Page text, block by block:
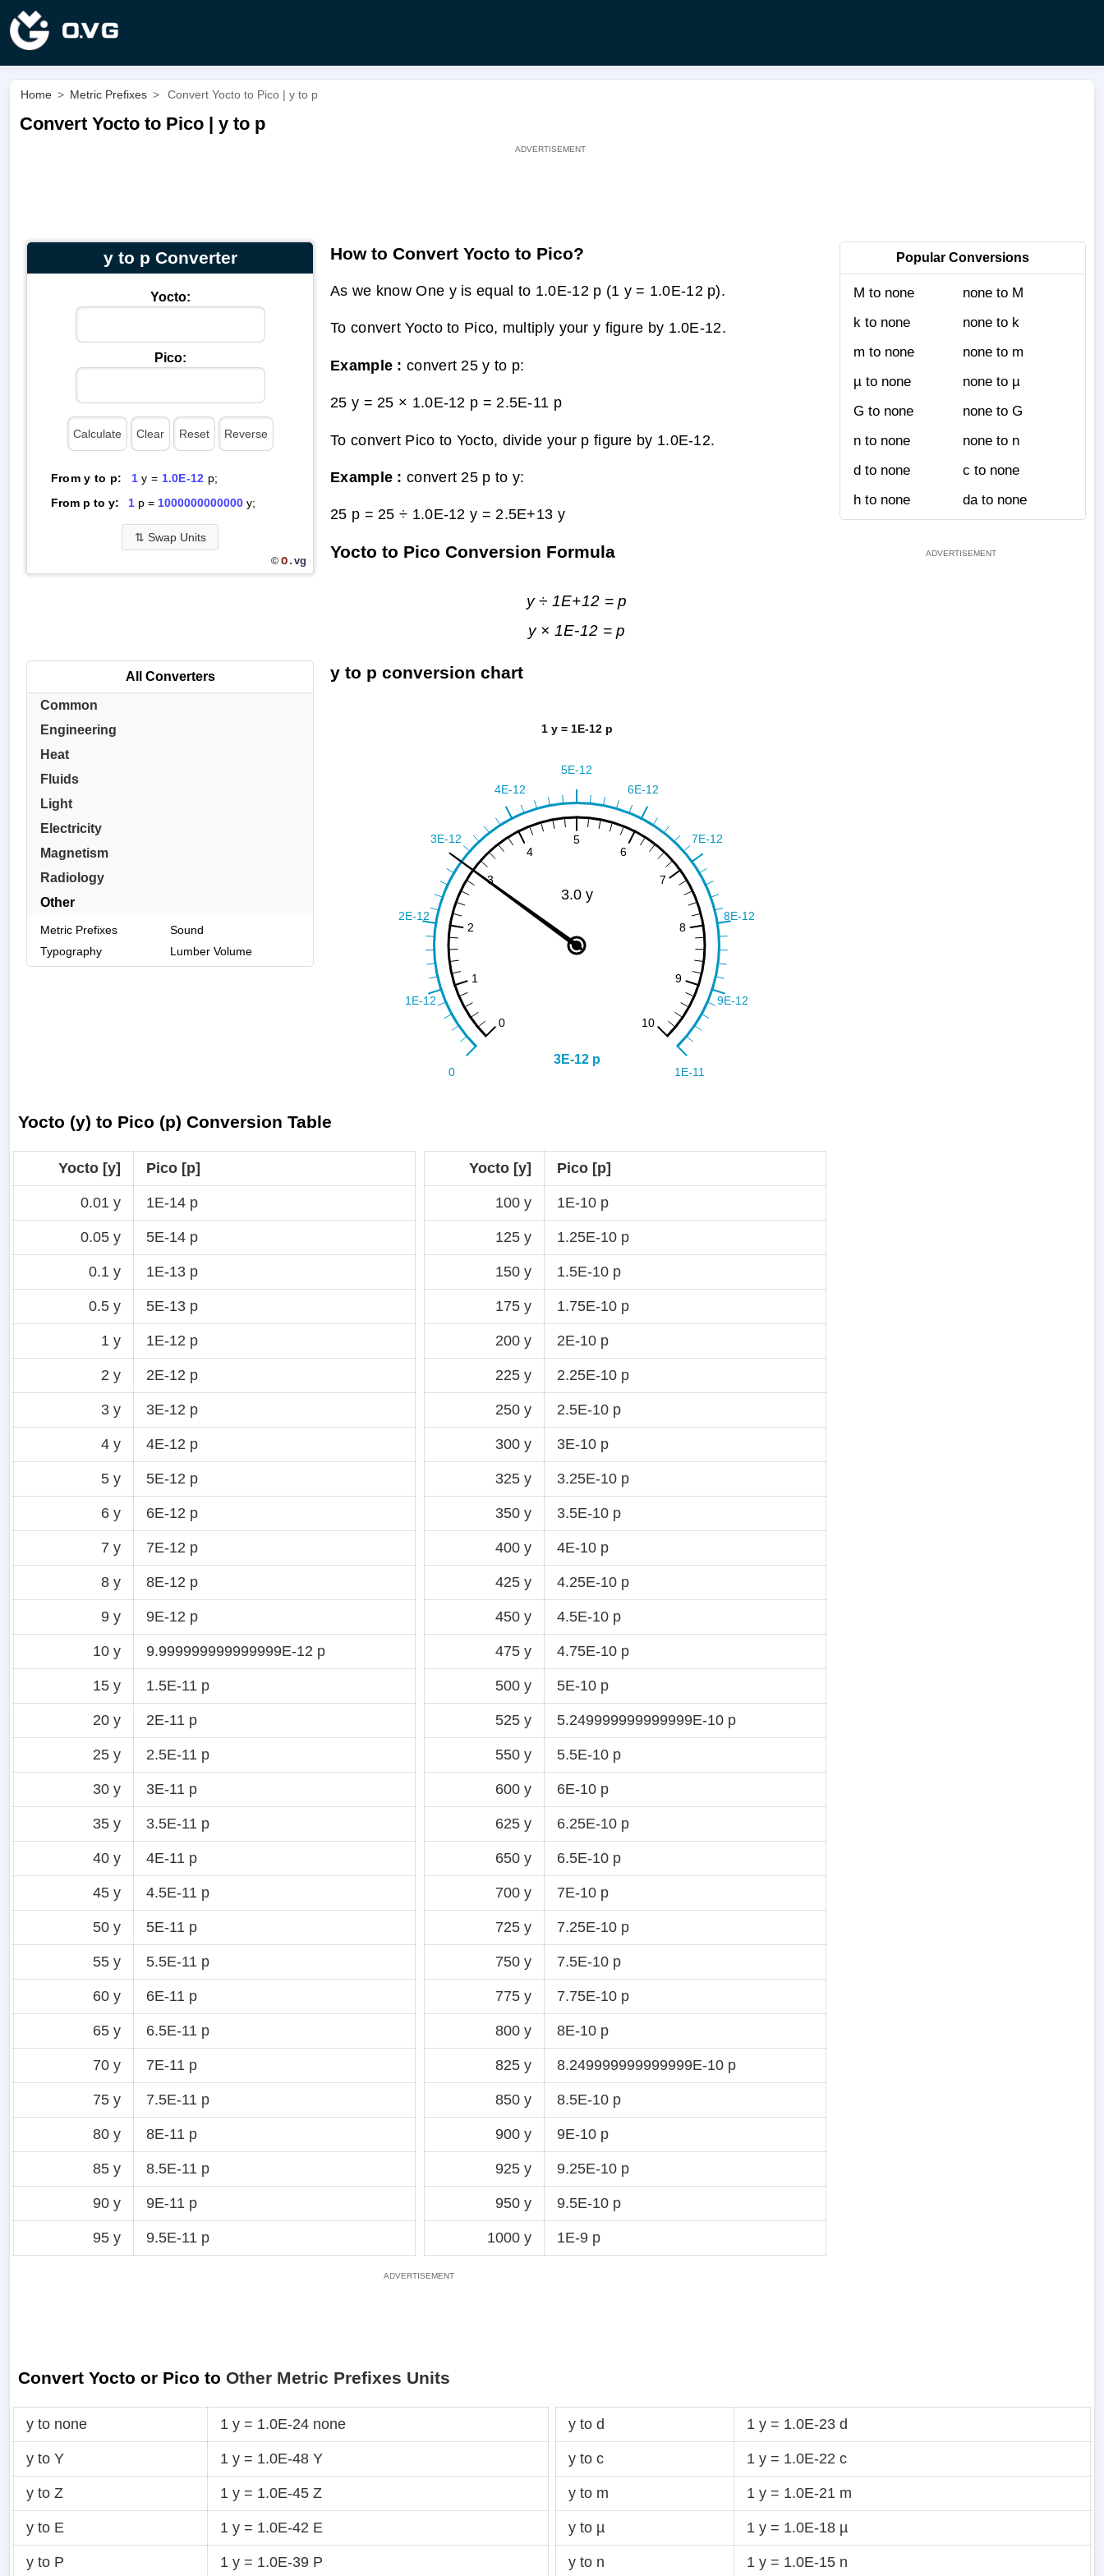
Home > Metric Prefixes > Convert Yocto to Pico | y to p
Convert Yocto to Pico | y to p
y to p Converter
Yocto:
Pico:
From y to p: 1 y = 1.0E-12 p;
From p to y:
1p = 1000000000000y;
⇅ Swap Units
© O.vg
Popular Conversions
M to none
none to M
k to none
none to k
m to none
none to m
µ to none
none to µ
G to none
none to G
n to none
none to n
d to none
c to none
h to none
da to none
How to Convert Yocto to Pico?
As we know One y is equal to 1.0E-12 p (1 y = 1.0E-12 p).
To convert Yocto to Pico, multiply your y figure by 1.0E-12.
Example : convert 25 y to p:
25 y = 25 × 1.0E-12 p = 2.5E-11 p
To convert Pico to Yocto, divide your p figure by 1.0E-12.
Example : convert 25 p to y:
25 p = 25 ÷ 1.0E-12 y =2.5E+13 y
Yocto to Pico Conversion Formula
y ÷ 1E+12 = p
y × 1E-12 = p
All Converters
Common
Engineering
Heat
Fluids
Light
Electricity
Magnetism
Radiology
Other
Metric Prefixes
Sound
Typography
Lumber Volume
y to p conversion chart
Yocto (y) to Pico (p) Conversion Table
Yocto [y] Pico [p]
0.01 y 1E-14 p
0.05 y 5E-14 p
0.1 y 1E-13 p
0.5 y 5E-13 p
1 y 1E-12 p
2 y 2E-12 p
3 y 3E-12 p
4 y 4E-12 p
5 y 5E-12 p
6 y 6E-12 p
7 y 7E-12 p
8 y 8E-12 p
9 y 9E-12 p
10 y 9.999999999999999E-12 p
15 y 1.5E-11 p
20 y 2E-11 p
25 y 2.5E-11 p
30 y 3E-11 p
35 y 3.5E-11 p
40 y 4E-11 p
45 y 4.5E-11 p
50 y 5E-11 p
55 y 5.5E-11 p
60 y 6E-11 p
65 y 6.5E-11 p
70 y 7E-11 p
75 y 7.5E-11 p
80 y 8E-11 p
85 y 8.5E-11 p
90 y 9E-11 p
95 y 9.5E-11 p
Yocto [y] Pico [p]
100 y 1E-10 p
125 y 1.25E-10 p
150 y 1.5E-10 p
175 y 1.75E-10 p
200 y 2E-10 p
225 y 2.25E-10 p
250 y 2.5E-10 p
300 y 3E-10 p
325 y 3.25E-10 p
350 y 3.5E-10 p
400 y 4E-10 p
425 y 4.25E-10 p
450 y 4.5E-10 p
475 y 4.75E-10 p
500 y 5E-10 p
525 y 5.249999999999999E-10 p
550 y 5.5E-10 p
600 y 6E-10 p
625 y 6.25E-10 p
650 y 6.5E-10 p
700 y 7E-10 p
725 y 7.25E-10 p
750 y 7.5E-10 p
775 y 7.75E-10 p
800 y 8E-10 p
825 y 8.249999999999999E-10 p
850 y 8.5E-10 p
900 y 9E-10 p
925 y 9.25E-10 p
950 y 9.5E-10 p
1000 y 1E-9 p
Convert Yocto or Pico to Other Metric Prefixes Units
y to none 1 y = 1.0E-24 none
y to Y 1 y = 1.0E-48 Y
y to Z 1 y = 1.0E-45 Z
y to E 1 y = 1.0E-42 E
y to P 1 y = 1.0E-39 P
y to d 1 y = 1.0E-23 d
y to c 1 y = 1.0E-22 c
y to m 1 y = 1.0E-21 m
y to µ 1 y = 1.0E-18 µ
y to n 1 y = 1.0E-15 n